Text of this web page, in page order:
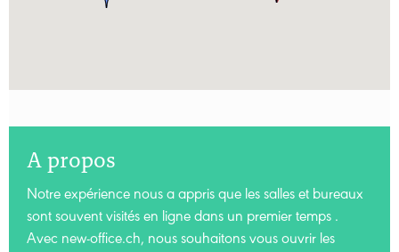
A propos
Notre expérience nous a appris que les salles et bureaux
sont souvent visités en ligne dans un premier temps .
Avec new-office.ch, nous souhaitons vous ouvrir les